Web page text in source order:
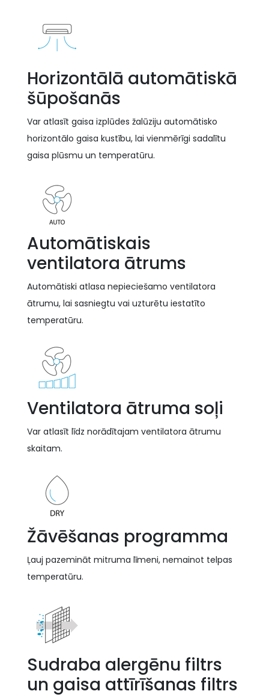
Horizontālā automātiskā
šūpošanās
Var atlasīt gaisa izplūdes žalūziju automātisko
horizontālo gaisa kustību, lai vienmērīgi sadalītu
gaisa plūsmu un temperatūru.
Automātiskais
ventilatora ātrums
Automātiski atlasa nepieciešamo ventilatora
ātrumu, lai sasniegtu vai uzturētu iestatīto
temperatūru.
Ventilatora ātruma soļi
Var atlasīt līdz norādītajam ventilatora ātrumu
skaitam.
Žāvēšanas programma
Ļauj pazemināt mitruma līmeni, nemainot telpas
temperatūru.
Sudraba alergēnu filtrs
un gaisa attīrīšanas filtrs